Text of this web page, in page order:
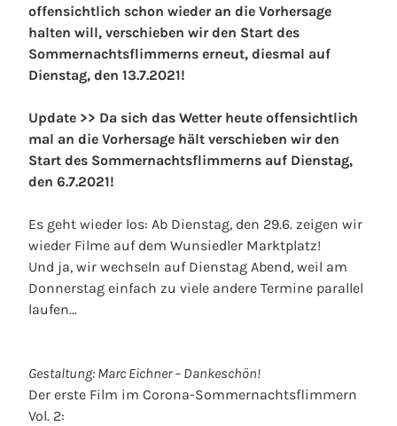
offensichtlich schon wieder an die Vorhersage
halten will, verschieben wir den Start des
Sommernachtsflimmerns erneut, diesmal auf
Dienstag, den 13.7.2021!
Update >> Da sich das Wetter heute offensichtlich
mal an die Vorhersage hält verschieben wir den
Start des Sommernachtsflimmerns auf Dienstag,
den 6.7.2021!
Es geht wieder los: Ab Dienstag, den 29.6. zeigen wir
wieder Filme auf dem Wunsiedler Marktplatz!
Und ja, wir wechseln auf Dienstag Abend, weil am
Donnerstag einfach zu viele andere Termine parallel
laufen…
Gestaltung: Marc Eichner – Dankeschön!
Der erste Film im Corona-Sommernachtsflimmern
Vol. 2: